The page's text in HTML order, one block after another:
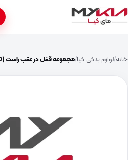
خانه لوازم یدکی کیا مجموعه قفل در عقب راست (814202P000)